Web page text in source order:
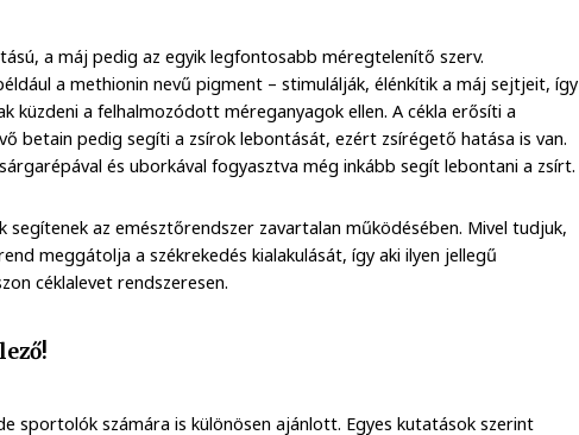
a máj pedig az egyik legfontosabb méregtelenítő szerv.
a methionin nevű pigment – stimulálják, élénkítik a máj sejtjeit, így
küzdeni a felhalmozódott méreganyagok ellen. A cékla erősíti a
betain pedig segíti a zsírok lebontását, ezért zsírégető hatása is van.
és uborkával fogyasztva még inkább segít lebontani a zsírt.
segítenek az emésztőrendszer zavartalan működésében. Mivel tudjuk,
meggátolja a székrekedés kialakulását, így aki ilyen jellegű
céklalevet rendszeresen.
sportolók számára is különösen ajánlott. Egyes kutatások szerint